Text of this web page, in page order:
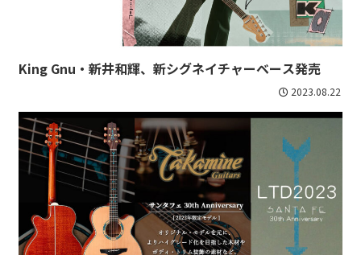
King Gnu・新井和輝、新シグネイチャーベース発売
2023.08.22